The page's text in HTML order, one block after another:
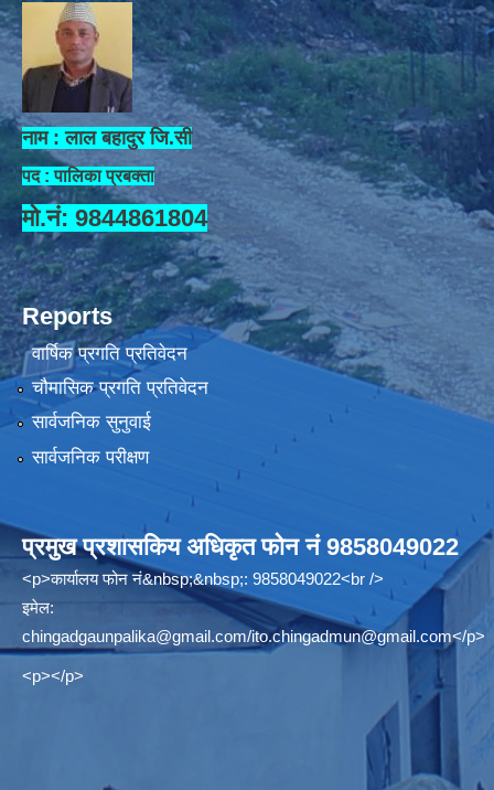
नाम : लाल बहादुर जि.सी
पद : पालिका प्रबक्ता
मो.नं: 9844861804
Reports
वार्षिक प्रगति प्रतिवेदन
चौमासिक प्रगति प्रतिवेदन
सार्वजनिक सुनुवाई
सार्वजनिक परीक्षण
प्रमुख प्रशासकिय अधिकृत फोन नं 9858049022
<p>कार्यालय फोन नं&nbsp;&nbsp;: 9858049022<br />
इमेल:
chingadgaunpalika@gmail.com/ito.chingadmun@gmail.com</p>
<p></p>